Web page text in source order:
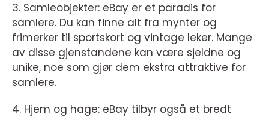
3. Samleobjekter: eBay er et paradis for
samlere. Du kan finne alt fra mynter og
frimerker til sportskort og vintage leker. Mange
av disse gjenstandene kan være sjeldne og
unike, noe som gjør dem ekstra attraktive for
samlere.
4. Hjem og hage: eBay tilbyr også et bredt